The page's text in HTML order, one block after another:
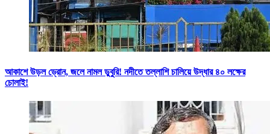
আকাশে উড়ল ড্রোন, জলে নামল ডুবুরি! নদীতে তল্লাশি চালিয়ে উদ্ধার ৪০ লক্ষের
চোলাই!